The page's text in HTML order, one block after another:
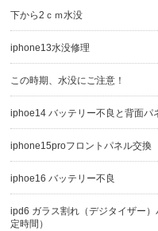
下から2ｃｍ水没
iphone13水没修理
この時期、水没にご注意！
iphoe14 バッテリー不良と背面パ
iphone15proフロントパネル交換
iphoe16 バッテリー不良
ipd6 ガラス割れ（デジタイザー
定時間）